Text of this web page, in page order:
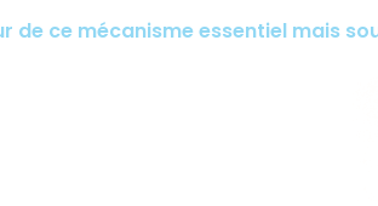
de ce mécanisme essentiel mais